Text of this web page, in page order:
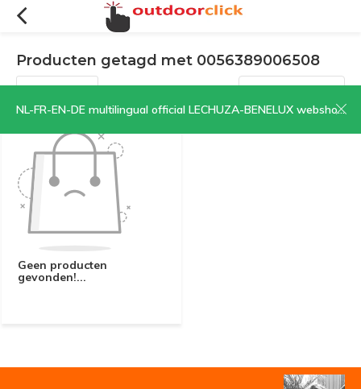
NL-FR-EN-DE multilingual official LECHUZA-BENELUX webshop | CLICK HERE NOW!
Producten getagd met 0056389006508
Filters Sorteren op:
Geen producten
gevonden!...